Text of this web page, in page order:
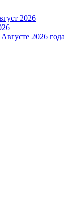
2026
2026 года